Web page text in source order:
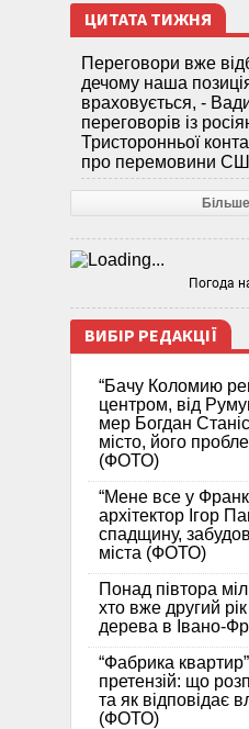
ЦИТАТА ТИЖНЯ
Переговори вже
дечому наша
враховується, -
переговорів із
Тристоронньої
про перемовини
Погода
ВИБІР РЕДАКЦІЇ
“Бачу Коломию
центром, від
мер Богдан
місто, його
(ФОТО)
“Мене все у
архітектор Ігор
спадщину,
міста (ФОТО)
Понад півтора
хто вже другий рік
дерева в Івано-
“Фабрика
претензій: що
та як відповідає
(ФОТО)